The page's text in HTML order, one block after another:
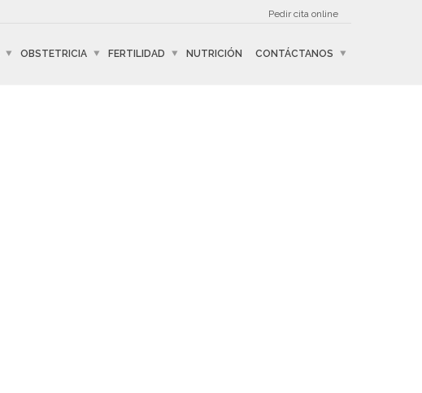
Pedir cita online
OBSTETRICIA FERTILIDAD NUTRICIÓN CONTÁCTANOS